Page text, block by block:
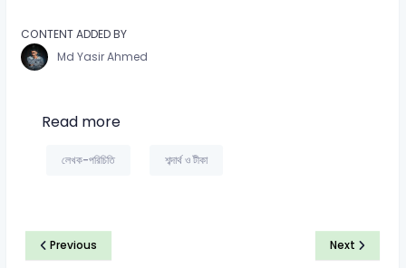
CONTENT ADDED BY
Md Yasir Ahmed
Read more
লেখক-পরিচিতি শব্দার্থ ও টীকা
Previous Next